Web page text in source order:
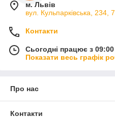
м. Львів
вул. Кульпарківська, 234,
Контакти
Сьогодні працює з
Показати весь графік
Про нас
Контакти